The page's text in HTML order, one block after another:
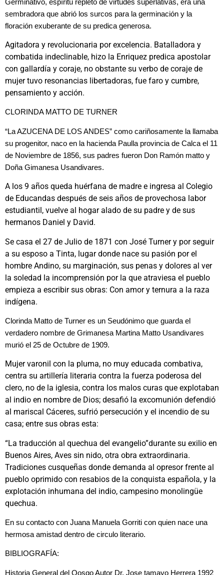
Germinativo, espíritu repleto de virtudes superlativas, era una
sembradora que abrió los surcos para la germinación y la
floración exuberante de su predica generosa.
Agitadora y revolucionaria por excelencia. Batalladora y
combatida indeclinable, hizo la Enriquez predica apostolar
con gallardía y coraje, no obstante su verbo de coraje de
mujer tuvo resonancias libertadoras, fue faro y cumbre,
pensamiento y acción.
CLORINDA MATTO DE TURNER
“La AZUCENA DE LOS ANDES” como cariñosamente la llamaba
su progenitor, naco en la hacienda Paulla provincia de Calca el 11
de Noviembre de 1856, sus padres fueron Don Ramón matto y
Doña Gimanesa Usandivares.
A los 9 años queda huérfana de madre e ingresa al Colegio
de Educandas después de seis años de provechosa labor
estudiantil, vuelve al hogar alado de su padre y de sus
hermanos Daniel y David.
Se casa el 27 de Julio de 1871 con José Turner y por seguir
a su esposo a Tinta, lugar donde nace su pasión por el
hombre Andino, su marginación, sus penas y dolores al ver
la soledad la incomprensión por la que atraviesa el pueblo
empieza a escribir sus obras: Con amor y ternura a la raza
indígena.
Clorinda Matto de Turner es un Seudónimo que guarda el
verdadero nombre de Grimanesa Martina Matto Usandivares
murió el 25 de Octubre de 1909.
Mujer varonil con la pluma, no muy educada combativa,
centra su artillería literaria contra la fuerza poderosa del
clero, no de la iglesia, contra los malos curas que explotaban
al indio en nombre de Dios; desafió la excomunión defendió
al mariscal Cáceres, sufrió persecución y el incendio de su
casa; entre sus obras esta:
“La traducción al quechua del evangelio”durante su exilio en
Buenos Aires, Aves sin nido, otra obra extraordinaria.
Tradiciones cusqueñas donde demanda al opresor frente al
pueblo oprimido con resabios de la conquista española, y la
explotación inhumana del indio, campesino monolingüe
quechua.
En su contacto con Juana Manuela Gorriti con quien nace una
hermosa amistad dentro de circulo literario.
BIBLIOGRAFÍA:
Historia General del Qosqo Autor Dr. Jose tamayo Herrera 1992